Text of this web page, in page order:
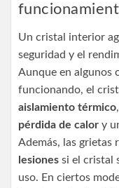
Un cristal interior
seguridad y el
Aunque en algunos
funcionando, el
aislamiento térmico
pérdida de calor y
Además, las grietas
lesiones si el cristal
uso. En ciertos